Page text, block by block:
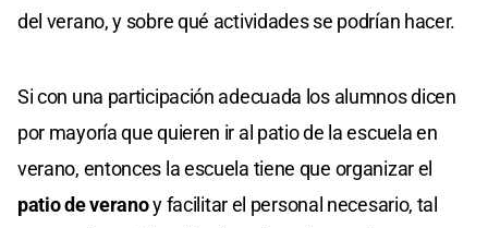
del verano, y sobre qué actividades se podrían hacer.
Si con una participación adecuada los alumnos dicen
por mayoría que quieren ir al patio de la escuela en
verano, entonces la escuela tiene que organizar el
patio de veranoy facilitar el personal necesario, tal